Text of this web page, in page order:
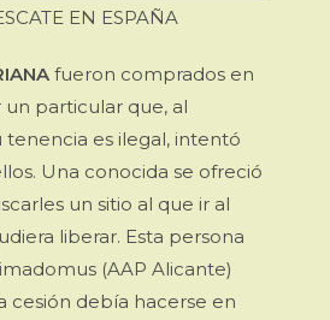
EN ESPAÑA
fueron comprados en
particular que, al
tenencia es ilegal, intentó
Una conocida se ofreció
un sitio al que ir al
liberar. Esta persona
(AAP Alicante)
cesión debía hacerse en